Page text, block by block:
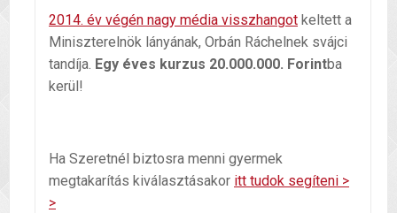
2014. év végén nagy média visszhangot keltett a
Miniszterelnök lányának, Orbán Ráchelnek svájci
tandíja. Egy éves kurzus 20.000.000. Forintba
kerül!
Ha Szeretnél biztosra menni gyermek
megtakarítás kiválasztásakor itt tudok segíteni >
>